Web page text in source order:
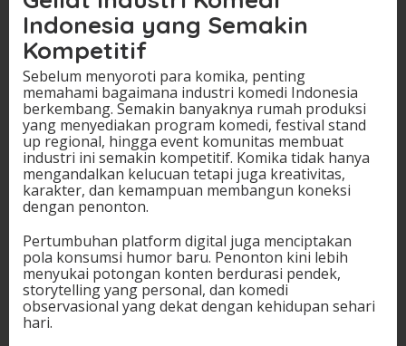
Indonesia yang Semakin
Kompetitif
Sebelum menyoroti para komika, penting
memahami bagaimana industri komedi Indonesia
berkembang. Semakin banyaknya rumah produksi
yang menyediakan program komedi, festival stand
up regional, hingga event komunitas membuat
industri ini semakin kompetitif. Komika tidak hanya
mengandalkan kelucuan tetapi juga kreativitas,
karakter, dan kemampuan membangun koneksi
dengan penonton.
Pertumbuhan platform digital juga menciptakan
pola konsumsi humor baru. Penonton kini lebih
menyukai potongan konten berdurasi pendek,
storytelling yang personal, dan komedi
observasional yang dekat dengan kehidupan sehari
hari.